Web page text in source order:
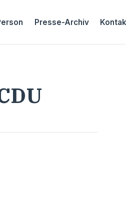
Presse-Archiv